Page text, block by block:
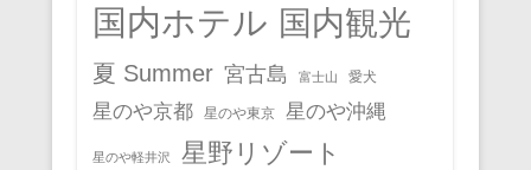
国内ホテル 国内観光
夏 Summer 宮古島 富士山 愛犬
星のや京都 星のや東京 星のや沖縄
星のや軽井沢
星野リゾート